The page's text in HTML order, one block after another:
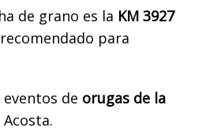
de grano es la KM 3927
para
de orugas de la